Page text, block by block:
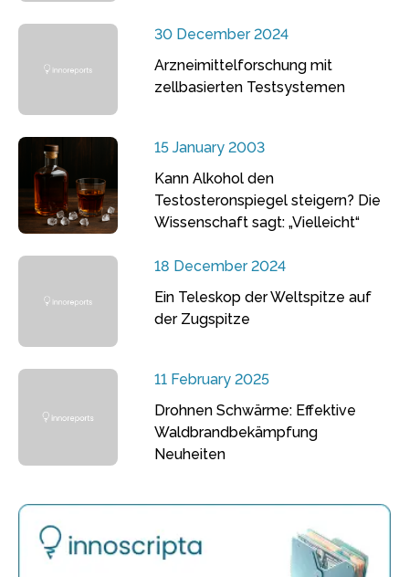
30 December 2024
Arzneimittelforschung mit
zellbasierten Testsystemen
15 January 2003
Kann Alkohol den
Testosteronspiegel steigern? Die
Wissenschaft sagt: „Vielleicht“
18 December 2024
Ein Teleskop der Weltspitze auf
der Zugspitze
11 February 2025
Drohnen Schwärme: Effektive
Waldbrandbekämpfung
Neuheiten